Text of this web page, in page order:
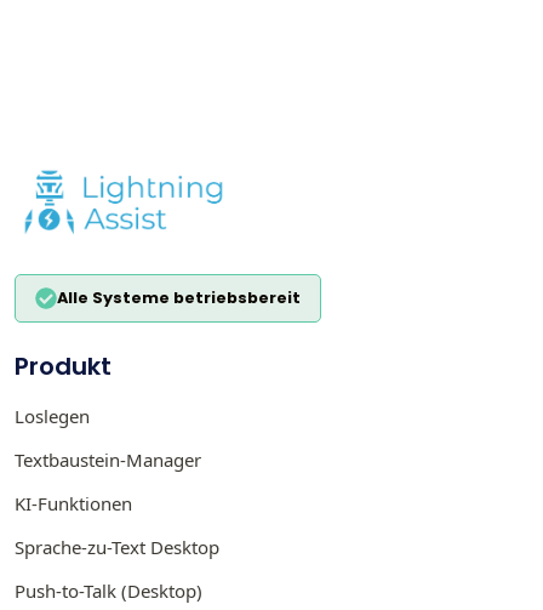
Alle Systeme betriebsbereit
Produkt
Loslegen
Textbaustein-Manager
KI-Funktionen
Sprache-zu-Text Desktop
Push-to-Talk (Desktop)